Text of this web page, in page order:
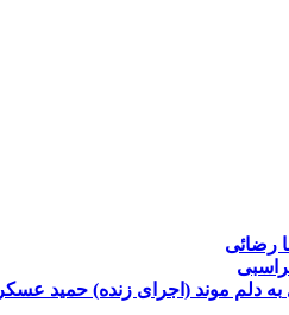
رضائی
به دلم موند (اجرای زنده) حمید